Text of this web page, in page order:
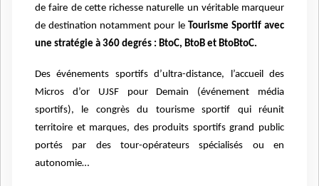
de faire de cette richesse naturelle un véritable marqueur
de destination notamment pour le Tourisme Sportif avec
une stratégie à 360 degrés : BtoC, BtoB et BtoBtoC.
Des événements sportifs d’ultra-distance, l’accueil des
Micros d’or UJSF pour Demain (événement média
sportifs), le congrès du tourisme sportif qui réunit
territoire et marques, des produits sportifs grand public
portés par des tour-opérateurs spécialisés ou en
autonomie…